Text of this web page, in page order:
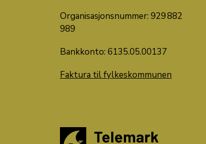
Organisasjonsnummer: 929 882
989
Bankkonto: 6135.05.00137
Faktura til fylkeskommunen